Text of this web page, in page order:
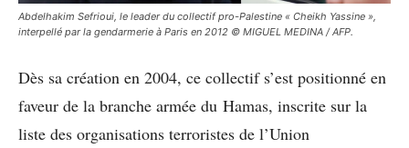
Abdelhakim Sefrioui, le leader du collectif pro-Palestine « Cheikh Yassine »,
interpellé par la gendarmerie à Paris en 2012 © MIGUEL MEDINA / AFP.
Dès sa création en 2004, ce collectif s’est positionné en
faveur de la branche armée du Hamas, inscrite sur la
liste des organisations terroristes de l’Union